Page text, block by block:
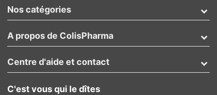
Nos catégories
A propos de ColisPharma
C'est vous qui le dîtes
Centre d'aide et contact